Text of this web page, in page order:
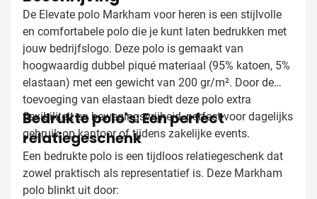
De Elevate polo Markham voor heren is een stijlvolle
en comfortabele polo die je kunt laten bedrukken met
jouw bedrijfslogo. Deze polo is gemaakt van
hoogwaardig dubbel piqué materiaal (95% katoen, 5%
elastaan) met een gewicht van 200 gr/m². Door de
toevoeging van elastaan biedt deze polo extra
flexibiliteit en bewegingsvrijheid, perfect voor dagelijks
gebruik op kantoor of tijdens zakelijke events.
Bedrukte polo's: Een perfect
relatiegeschenk
Een bedrukte polo is een tijdloos relatiegeschenk dat
zowel praktisch als representatief is. Deze Markham
polo blinkt uit door: